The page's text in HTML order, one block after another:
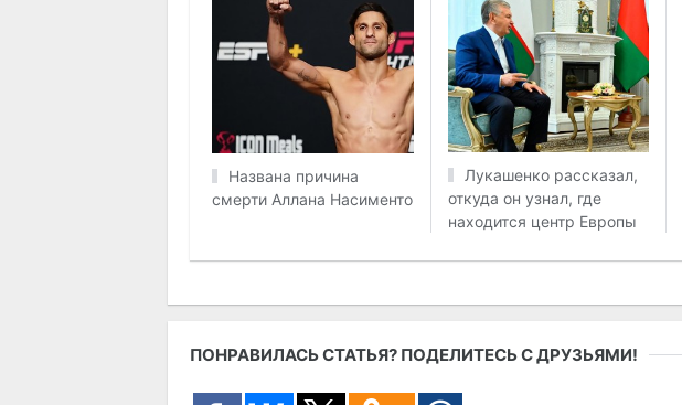
Названа причина
смерти Аллана Насименто
Лукашенко рассказал,
откуда он узнал, где
находится центр Европы
ПОНРАВИЛАСЬ СТАТЬЯ? ПОДЕЛИТЕСЬ С ДРУЗЬЯМИ!